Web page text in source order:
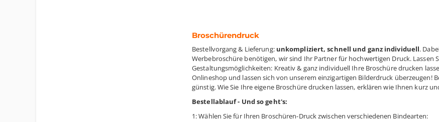
Broschürendruck
Bestellvorgang & Lieferung: unkompliziert, schnell und ganz individuell.
Werbebroschüre benötigen, wir sind Ihr Partner für hochwertigen Druck. Lassen
Gestaltungsmöglichkeiten: Kreativ & ganz individuell Ihre Broschüre drucken
Onlineshop und lassen sich von unserem einzigartigen Bilderdruck überzeugen!
günstig. Wie Sie Ihre eigene Broschüre drucken lassen, erklären wie Ihnen kurz
Bestellablauf - Und so geht's:
1: Wählen Sie für Ihren Broschüren-Druck zwischen verschiedenen Bindearten: